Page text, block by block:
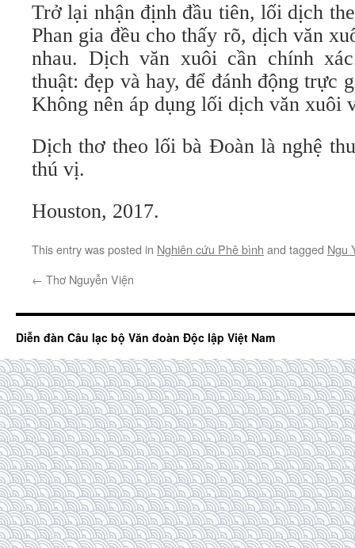
Trở lại nhận định đầu tiên, lối dịch
Phan gia đều cho thấy rõ, dịch văn
nhau. Dịch văn xuôi cần chính
thuật: đẹp và hay, để đánh động trực
Không nên áp dụng lối dịch văn xuôi
Dịch thơ theo lối bà Đoàn là nghệ
thú vị.
Houston, 2017.
This entry was posted in Nghiên cứu Phê bình and tagged Ngu
← Thơ Nguyễn Viện
Diễn đàn Câu lạc bộ Văn đoàn Độc lập Việt Nam